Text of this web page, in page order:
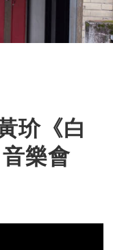
玠《白
樂會